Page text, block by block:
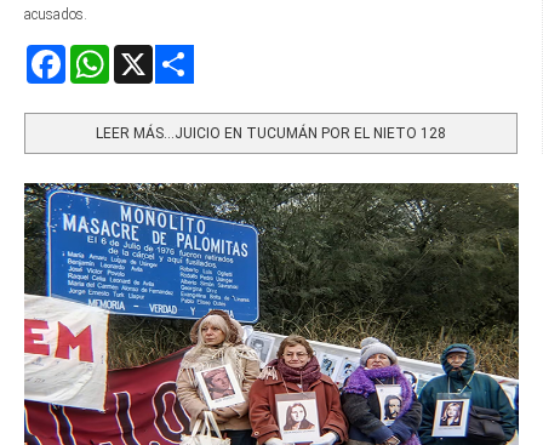
acusados.
FacebookWhatsApp
LEER MÁS…JUICIO EN TUCUMÁN POR EL NIETO 128